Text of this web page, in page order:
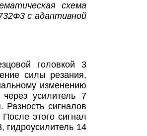
схема
с адаптивной
головкой 3
силы резания,
изменению
усилитель 7
сигналов
этого сигнал
гидроусилитель 14